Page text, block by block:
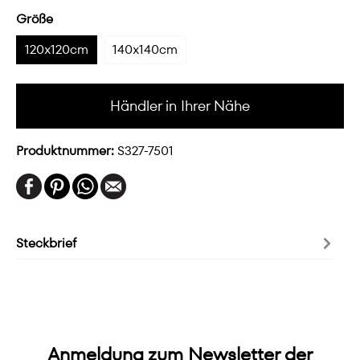
Größe
120x120cm
140x140cm
Händler in Ihrer Nähe
Produktnummer:S327-7501
Steckbrief
Anmeldung zum Newsletter der